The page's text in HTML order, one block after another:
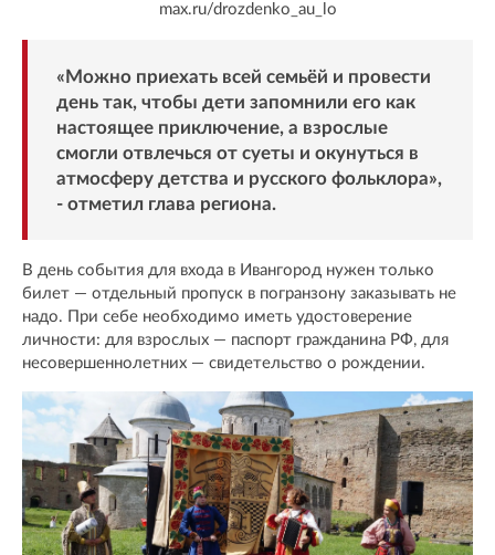
max.ru/drozdenko_au_lo
«Можно приехать всей семьёй и провести
день так, чтобы дети запомнили его как
настоящее приключение, а взрослые
смогли отвлечься от суеты и окунуться в
атмосферу детства и русского фольклора»,
- отметил глава региона.
В день события для входа в Ивангород нужен только
билет — отдельный пропуск в погранзону заказывать не
надо. При себе необходимо иметь удостоверение
личности: для взрослых — паспорт гражданина РФ, для
несовершеннолетних — свидетельство о рождении.